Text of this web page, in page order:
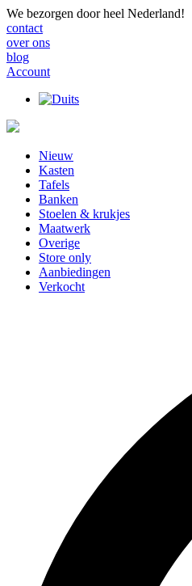
We bezorgen door heel Nederland!
contact
over ons
blog
Account
Nieuw
Kasten
Tafels
Banken
Stoelen & krukjes
Maatwerk
Overige
Store only
Aanbiedingen
Verkocht